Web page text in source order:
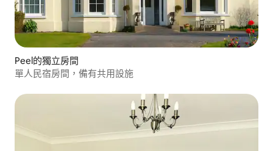
Peel的獨立房間
單人民宿房間，備有共用設施